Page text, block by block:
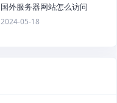
国外服务器网站怎么访问
2024-05-18